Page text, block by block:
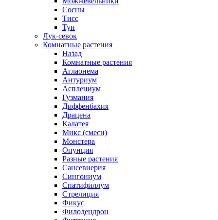
Сосны
Тисс
Туи
Лук-севок
Комнатные растения
Назад
Комнатные растения
Аглаонема
Антуриум
Асплениум
Гузмания
Диффенбахия
Драцена
Калатея
Микс (смеси)
Монстера
Опунция
Разные растения
Сансевиерия
Сингониум
Спатифиллум
Стрелиция
Фикус
Филодендрон